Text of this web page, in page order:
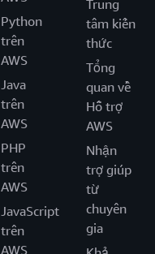
Python
trên
AWS
Java
trên
AWS
PHP
trên
AWS
JavaScript
trên
AWS
Trung
tâm kiến
thức
Tổng
quan về
Hỗ trợ
AWS
Nhận
trợ giúp
từ
chuyên
gia